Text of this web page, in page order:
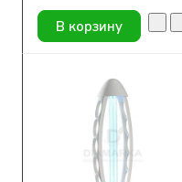
В корзину